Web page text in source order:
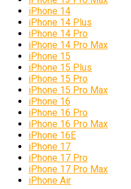
iPhone 14
iPhone 14 Plus
iPhone 14 Pro
iPhone 14 Pro Max
iPhone 15
iPhone 15 Plus
iPhone 15 Pro
iPhone 15 Pro Max
iPhone 16
iPhone 16 Pro
iPhone 16 Pro Max
iPhone 16E
iPhone 17
iPhone 17 Pro
iPhone 17 Pro Max
iPhone Air